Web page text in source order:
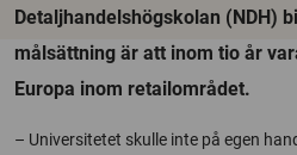
Detaljhandelshögskolan (NDH)
målsättning är att inom tio år
Europa inom retailområdet.
– Universitetet skulle inte på egen